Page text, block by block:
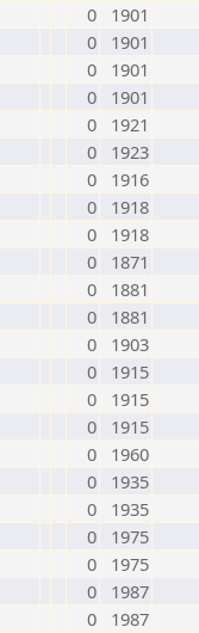
0
1901
0
1901
0
1901
0
1901
0
1921
0
1923
0
1916
0
1918
0
1918
0
1871
0
1881
0
1881
0
1903
0
1915
0
1915
0
1915
0
1960
0
1935
0
1935
0
1975
0
1975
0
1987
0
1987